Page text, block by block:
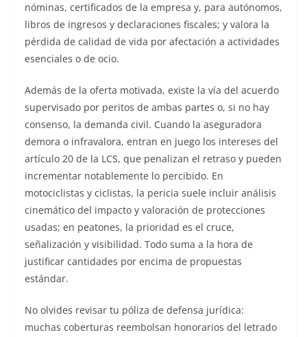
nóminas, certificados de la empresa y, para autónomos,
libros de ingresos y declaraciones fiscales; y valora la
pérdida de calidad de vida por afectación a actividades
esenciales o de ocio.
Además de la oferta motivada, existe la vía del acuerdo
supervisado por peritos de ambas partes o, si no hay
consenso, la demanda civil. Cuando la aseguradora
demora o infravalora, entran en juego los intereses del
artículo 20 de la LCS, que penalizan el retraso y pueden
incrementar notablemente lo percibido. En
motociclistas y ciclistas, la pericia suele incluir análisis
cinemático del impacto y valoración de protecciones
usadas; en peatones, la prioridad es el cruce,
señalización y visibilidad. Todo suma a la hora de
justificar cantidades por encima de propuestas
estándar.
No olvides revisar tu póliza de defensa jurídica:
muchas coberturas reembolsan honorarios del letrado